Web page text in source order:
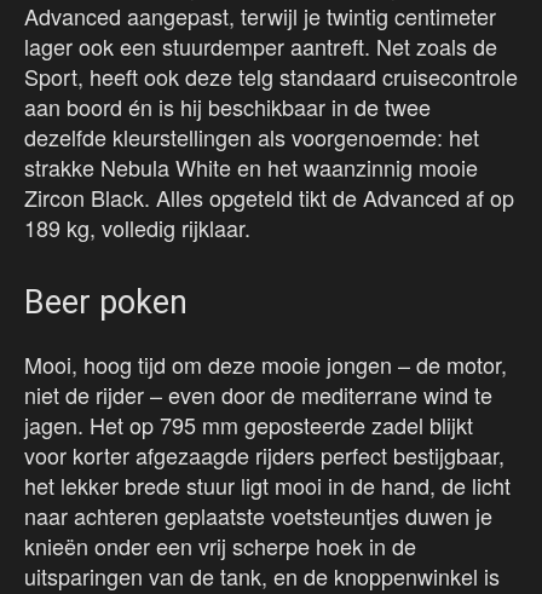
Advanced aangepast, terwijl je twintig centimeter
lager ook een stuurdemper aantreft. Net zoals de
Sport, heeft ook deze telg standaard cruisecontrole
aan boord én is hij beschikbaar in de twee
dezelfde kleurstellingen als voorgenoemde: het
strakke Nebula White en het waanzinnig mooie
Zircon Black. Alles opgeteld tikt de Advanced af op
189 kg, volledig rijklaar.
Beer poken
Mooi, hoog tijd om deze mooie jongen – de motor,
niet de rijder – even door de mediterrane wind te
jagen. Het op 795 mm geposteerde zadel blijkt
voor korter afgezaagde rijders perfect bestijgbaar,
het lekker brede stuur ligt mooi in de hand, de licht
naar achteren geplaatste voetsteuntjes duwen je
knieën onder een vrij scherpe hoek in de
uitsparingen van de tank, en de knoppenwinkel is